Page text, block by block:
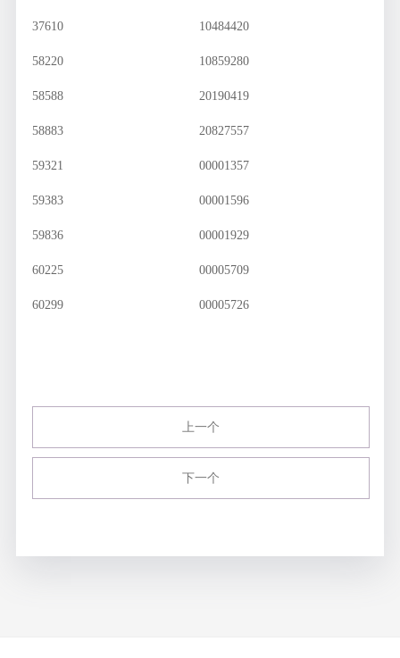
37610 10484420
58220 10859280
58588 20190419
58883 20827557
59321 00001357
59383 00001596
59836 00001929
60225 00005709
60299 00005726
上一个
下一个